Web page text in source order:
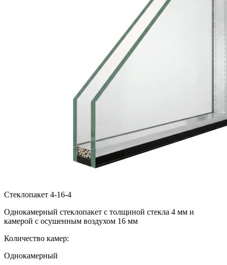
Стеклопакет 4-16-4
Однокамерный стеклопакет с толщиной стекла 4 мм и
камерой с осушенным воздухом 16 мм
Количество камер:
Однокамерный